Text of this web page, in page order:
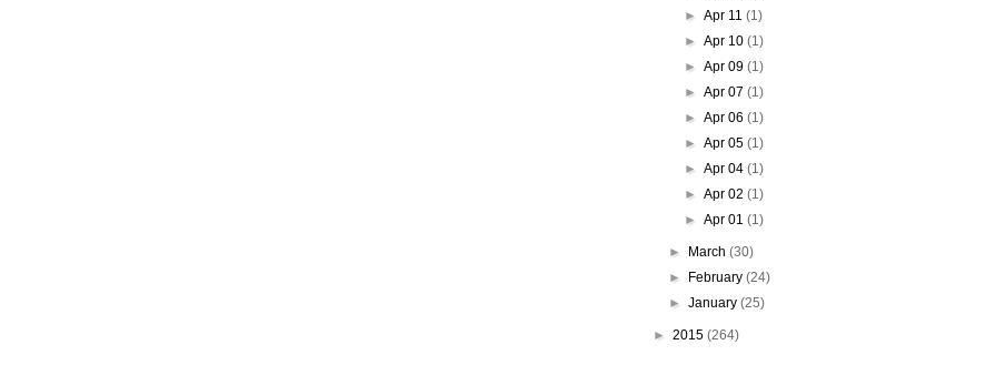
►Apr 11(1)
►Apr 10(1)
►Apr 09(1)
►Apr 07(1)
►Apr 06(1)
►Apr 05(1)
►Apr 04(1)
►Apr 02(1)
►Apr 01(1)
► March (30)
►
February (24)
► January (25)
► 2015 (264)